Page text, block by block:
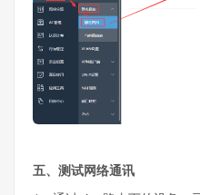
五、测试网络通讯